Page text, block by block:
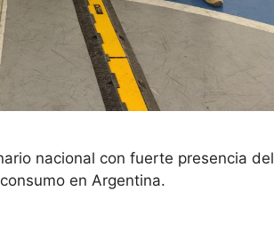
nacional con fuerte presencia del
en Argentina.